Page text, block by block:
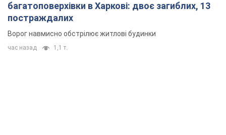
багатоповерхівки в Харкові: двоє загиблих, 13
постраждалих
Ворог навмисно обстрілює житлові будинки
час назад 1,1 т.